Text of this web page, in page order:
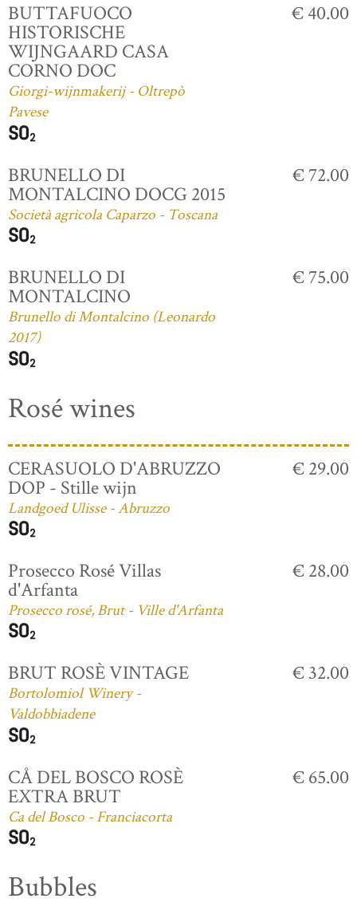
BUTTAFUOCO
HISTORISCHE
WIJNGAARD CASA
CORNO DOC
Giorgi-wijnmakerij - Oltrepò
Pavese
€ 40.00
BRUNELLO DI
MONTALCINO DOCG 2015
Società agricola Caparzo - Toscana
€ 72.00
BRUNELLO DI
MONTALCINO
Brunello di Montalcino (Leonardo
2017)
€ 75.00
Rosé wines
CERASUOLO D'ABRUZZO
DOP - Stille wijn
Landgoed Ulisse - Abruzzo
€ 29.00
Prosecco Rosé Villas
d'Arfanta
Prosecco rosé, Brut - Ville d'Arfanta
€ 28.00
BRUT ROSÈ VINTAGE
Bortolomiol Winery -
Valdobbiadene
€ 32.00
CÅ DEL BOSCO ROSÈ
EXTRA BRUT
Ca del Bosco - Franciacorta
€ 65.00
Bubbles